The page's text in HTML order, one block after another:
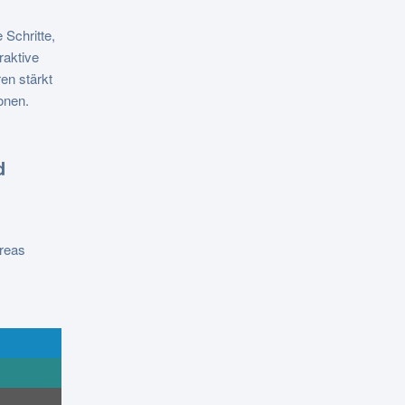
Schritte,
stärkt